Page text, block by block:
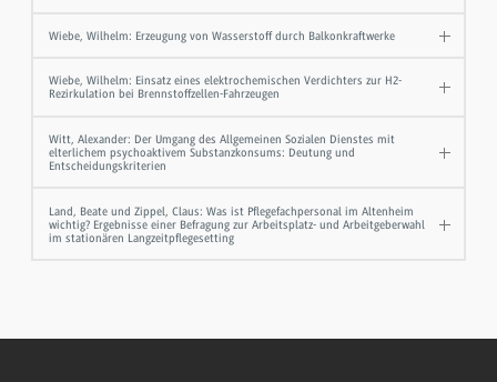
Wiebe, Wilhelm: Erzeugung von Wasserstoff durch Balkonkraftwerke
Wiebe, Wilhelm: Einsatz eines elektrochemischen Verdichters zur H2-
Rezirkulation bei Brennstoffzellen-Fahrzeugen
Witt, Alexander: Der Umgang des Allgemeinen Sozialen Dienstes mit
elterlichem psychoaktivem Substanzkonsums: Deutung und
Entscheidungskriterien
Land, Beate und Zippel, Claus: Was ist Pflegefachpersonal im Altenheim
wichtig? Ergebnisse einer Befragung zur Arbeitsplatz- und Arbeitgeberwahl
im stationären Langzeitpflegesetting